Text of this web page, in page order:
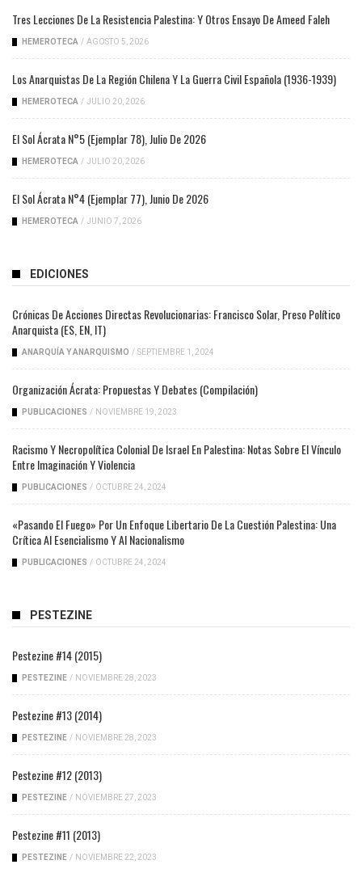
Tres Lecciones De La Resistencia Palestina: Y Otros Ensayo De Ameed Faleh
HEMEROTECA / AGOSTO 5, 2026
Los Anarquistas De La Región Chilena Y La Guerra Civil Española (1936-1939)
HEMEROTECA / JULIO 20, 2026
El Sol Ácrata N°5 (ejemplar 78), Julio De 2026
HEMEROTECA / JULIO 20, 2026
El Sol Ácrata N°4 (ejemplar 77), Junio De 2026
HEMEROTECA / JUNIO 7, 2026
EDICIONES
Crónicas De Acciones Directas Revolucionarias: Francisco Solar, Preso Político
Anarquista (ES, EN, IT)
ANARQUÍA Y ANARQUISMO / SEPTIEMBRE 1, 2024
Organización Ácrata: Propuestas Y Debates (compilación)
PUBLICACIONES / NOVIEMBRE 19, 2023
Racismo Y Necropolítica Colonial De Israel En Palestina: Notas Sobre El Vínculo
Entre Imaginación Y Violencia
PUBLICACIONES / OCTUBRE 24, 2024
«Pasando El Fuego» Por Un Enfoque Libertario De La Cuestión Palestina: Una
Crítica Al Esencialismo Y Al Nacionalismo
PUBLICACIONES / OCTUBRE 24, 2024
PESTEZINE
Pestezine #14 (2015)
PESTEZINE / NOVIEMBRE 28, 2023
Pestezine #13 (2014)
PESTEZINE / NOVIEMBRE 28, 2023
Pestezine #12 (2013)
PESTEZINE / NOVIEMBRE 27, 2023
Pestezine #11 (2013)
PESTEZINE / NOVIEMBRE 22, 2023